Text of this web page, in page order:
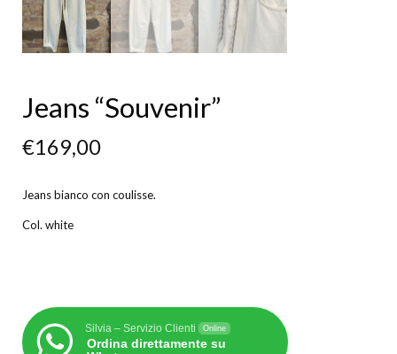
Jeans “Souvenir”
€169,00
Jeans bianco con coulisse.
Col. white
Silvia – Servizio Clienti Online
Ordina direttamente su